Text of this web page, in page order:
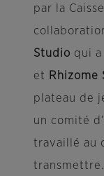
par la
Studio qui
et Rhizome
plateau de
un comité
travaillé au
transmettre.